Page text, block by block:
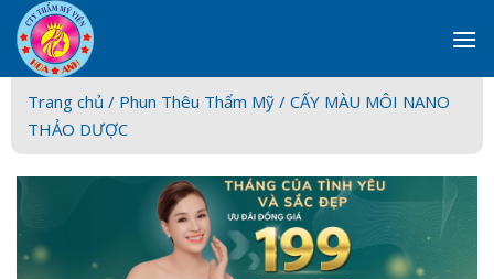
Skip
to
content
Trang chủ / Phun Thêu Thẩm Mỹ/ CẤY MÀU MÔI NANO
THẢO DƯỢC